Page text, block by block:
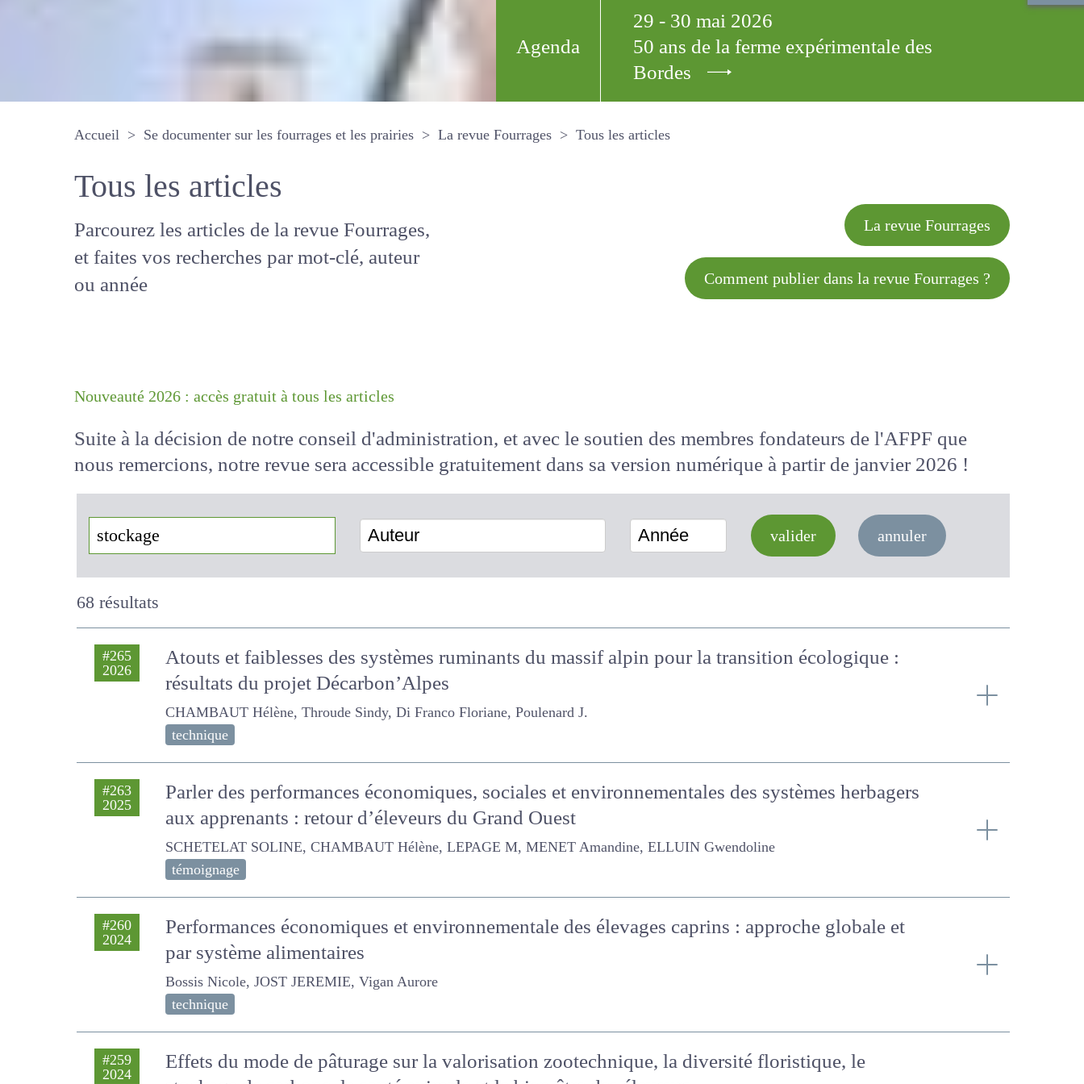
Agenda
29 - 30 mai 2026
50 ans de la ferme expérimentale des
Bordes
Accueil Se documenter sur les fourrages et les prairies La revue Fourrages Tous les articles
Tous les articles
Parcourez les articles de la revue
Fourrages, et faites vos recherches par
mot-clé, auteur ou année
La revue Fourrages
Comment publier dans la revue Fourrages ?
Suite à la décision de notre conseil d'administration, et avec le soutien des membres fondateurs de l'AFPF que
nous remercions, notre revue sera accessiblegratuitementdans sa version numériqueà partir de janvier 2026
!
Auteur Année valider annuler
68 résultats
#265
2026
Atouts et faiblesses des systèmes ruminants du massif alpin pour la transition écologique :
résultats du projet Décarbon’Alpes
CHAMBAUT Hélène, Throude Sindy, Di Franco Floriane, Poulenard J.
technique
#263
2025
Parler des performances économiques, sociales et environnementales des systèmes
herbagers aux apprenants : retour d’éleveurs du Grand Ouest
SCHETELAT SOLINE, CHAMBAUT Hélène, LEPAGE M, MENET Amandine, ELLUIN Gwendoline
témoignage
#260
2024
Performances économiques et environnementale des élevages caprins : approche globale
et par système alimentaires
Bossis Nicole, JOST JEREMIE, Vigan Aurore
technique
#259
2024
Effets du mode de pâturage sur la valorisation zootechnique, la diversité floristique, le